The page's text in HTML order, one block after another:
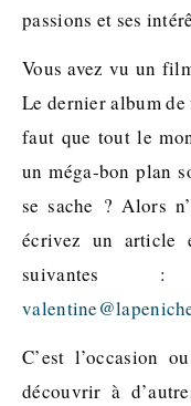
passions et ses
Vous avez vu un
Le dernier album
faut que tout le
un méga-bon plan
se sache ? Alors
écrivez un article
C’est l’occasion
découvrir à